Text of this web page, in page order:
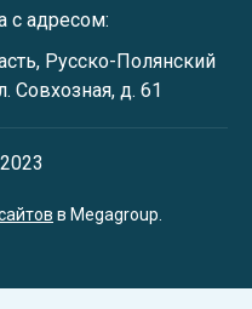
с адресом:
Русско-Полянский
Совхозная, д. 61
в Megagroup.